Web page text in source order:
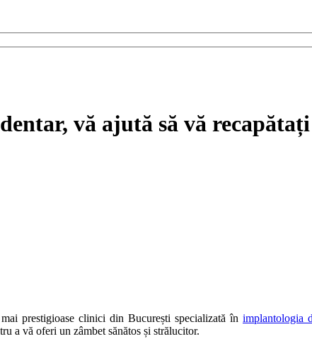
vă ajută să vă
prestigioase clinici din București specializată în implantologia
a vă oferi un zâmbet sănătos și strălucitor.